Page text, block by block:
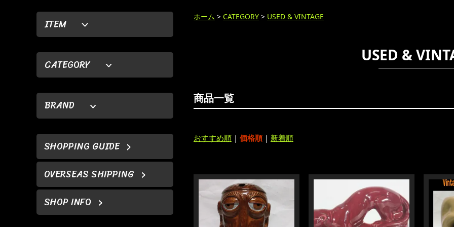
ITEM
CATEGORY
BRAND
SHOPPING GUIDE
OVERSEAS SHIPPING
SHOP INFO
ホーム > CATEGORY > USED & VINTAGE
USED &
商品一覧
おすすめ順 | 価格順| 新着順